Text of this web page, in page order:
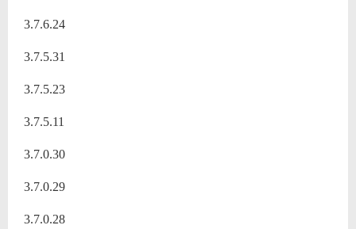
3.7.6.24
3.7.5.31
3.7.5.23
3.7.5.11
3.7.0.30
3.7.0.29
3.7.0.28